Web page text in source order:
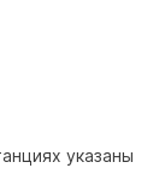
указаны